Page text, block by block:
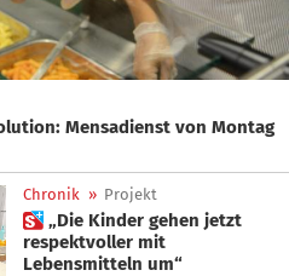
Chronik » Projekt
 „Die Kinder gehen jetzt
respektvoller mit
Lebensmitteln um“